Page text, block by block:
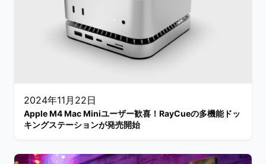
2024年11月22日
Apple M4 Mac Miniユーザー歓喜！RayCueの多機能ドッ
キングステーションが発売開始